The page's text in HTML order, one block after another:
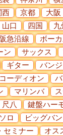
西 京都 大阪
山口 四国 九
阪急沿線
ボー
ン サックス
ギター
バン
ーディオン
マリンバ
尺八
鍵盤ハー
ソロ
ビッグバ
セミナー オス